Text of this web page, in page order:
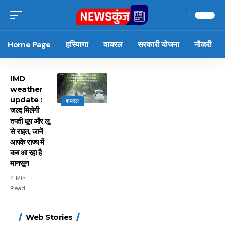
Home Page हरियाणा वायरल सरकारी योजना नौकरी
वायरल
IMD
weather
update :
जल्द मिलेगी
तपती धूप और लू
से राहत, जानें
आपके राज्य में
कब आ रहा है
मानसून
4 Min
Read
Web Stories
15 नवंबर से लागू होंगे
मोटापे को कम करने के लिए